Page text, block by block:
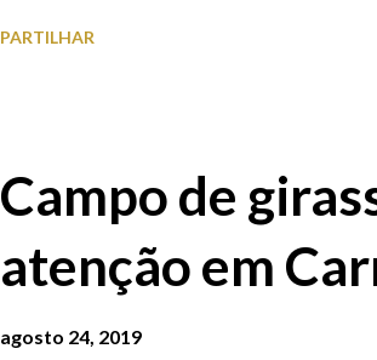
PARTILHAR
Campo de
atenção em
agosto 24, 2019